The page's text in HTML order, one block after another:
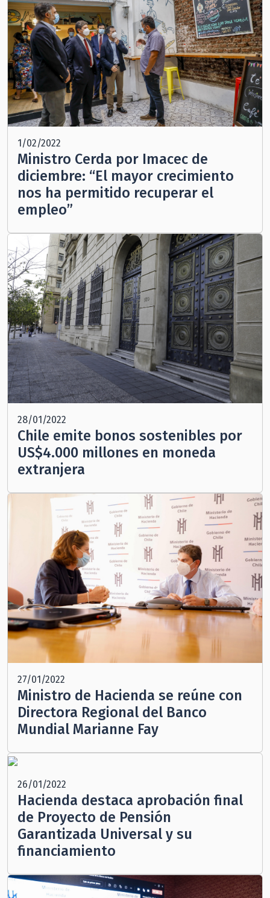
1/02/2022
Ministro Cerda por Imacec de
diciembre: “El mayor crecimiento
nos ha permitido recuperar el
empleo”
28/01/2022
Chile emite bonos sostenibles por
US$4.000 millones en moneda
extranjera
27/01/2022
Ministro de Hacienda se reúne con
Directora Regional del Banco
Mundial Marianne Fay
26/01/2022
Hacienda destaca aprobación final
de Proyecto de Pensión
Garantizada Universal y su
financiamiento